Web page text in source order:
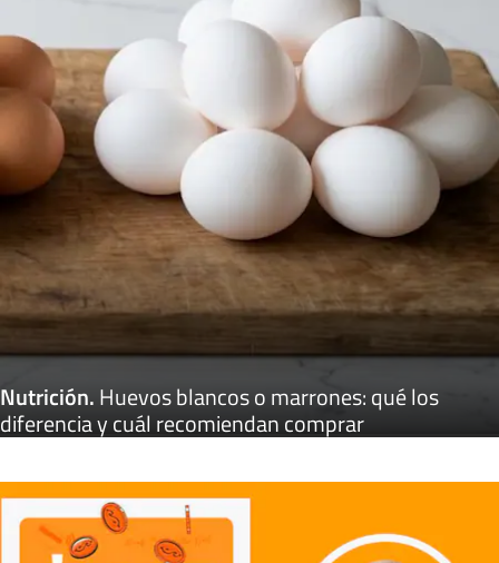
Nutrición.Huevos blancos o marrones: qué los
diferencia y cuál recomiendan comprar